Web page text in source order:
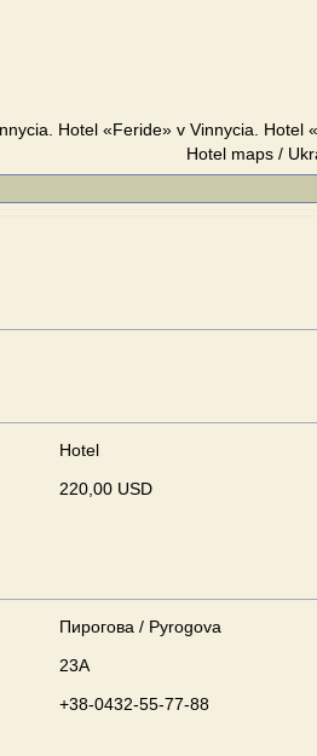
Hotel «Feride» v Vinnycia. Hotel
Hotel maps /
Hotel
220,00 USD
Пирогова / Pyrogova
23А
+38-0432-55-77-88